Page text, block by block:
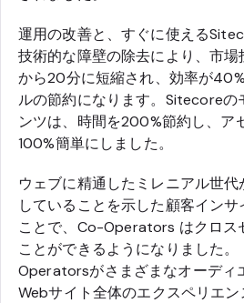
運用の改善と、すぐに使える
技術的な障壁の除去により、市
から20分に短縮され、効率が
ルの節約になります。Sitecoreの
ンツは、時間を200%節約し、ア
100%簡単にしました。
ウェブに精通したミレニアル世
していることを示した顧客イン
ことで、Co-Operators はクロス
ことができるようになりました
Operatorsがさまざまなオーディ
Webサイト全体のエクスペリエン